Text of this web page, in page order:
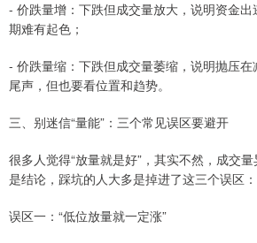
- 价跌量增：下跌但成交量放大，说明资金
期难有起色；
- 价跌量缩：下跌但成交量萎缩，说明抛压
尾声，但也要看位置和趋势。
三、别迷信“量能”：三个常见误区要避开
很多人觉得“放量就是好”，其实不然，成交
是结论，踩坑的人大多是掉进了这三个误区：
误区一：“低位放量就一定涨”